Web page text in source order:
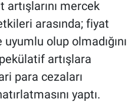
mercek
arasında; fiyat
olup olmadığını
artışlara
para cezaları
yaptı.